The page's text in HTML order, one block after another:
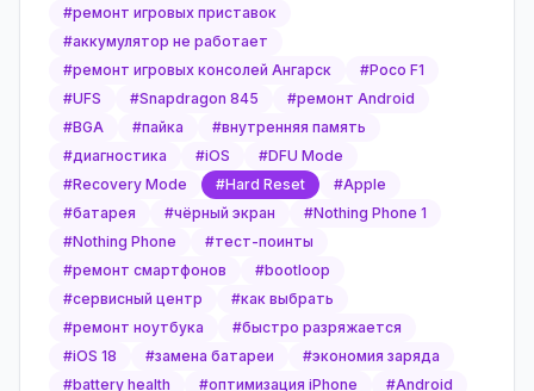
#ремонт игровых приставок
#аккумулятор не работает
#ремонт игровых консолей Ангарск #Poco F1
#UFS #Snapdragon 845 #ремонт Android
#BGA #пайка #внутренняя память
#диагностика #iOS #DFU Mode
#Recovery Mode #Hard Reset #Apple
#батарея #чёрный экран #Nothing Phone 1
#Nothing Phone #тест-поинты
#ремонт смартфонов #bootloop
#сервисный центр #как выбрать
#ремонт ноутбука #быстро разряжается
#iOS 18 #замена батареи #экономия заряда
#battery health #оптимизация iPhone #Android